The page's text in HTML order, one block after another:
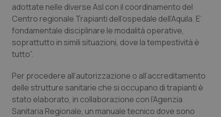
Piemonte
Provincia Autonoma di Bolzano
Provincia Autonoma di Trento
Puglia
HIV
Infezioni & Febbre
Ipertensione & Scompenso
Malattie rare
adottate nelle diverse Asl con il coordinamento del
Centro regionale Trapianti dell’ospedale dell’Aquila. E’
fondamentale disciplinare le modalità operative,
soprattutto in simili situazioni, dove la tempestività è
tutto”.
Per procedere all’autorizzazione o all’accreditamento
delle strutture sanitarie che si occupano di trapianti è
stato elaborato, in collaborazione con l’Agenzia
Sanitaria Regionale, un manuale tecnico dove sono